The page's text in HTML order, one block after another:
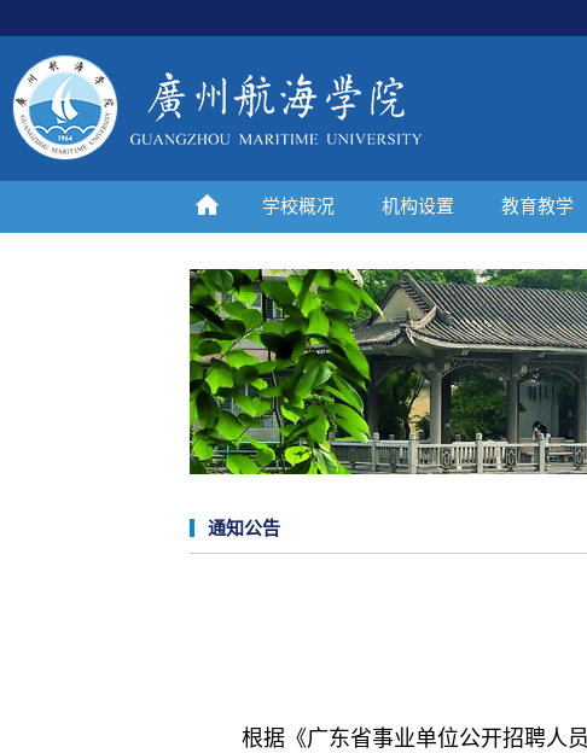
学校概况 机构设置 教育教学
通知公告
根据《广东省事业单位公开招聘人